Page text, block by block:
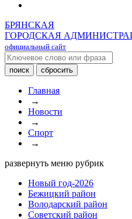
БРЯНСКАЯ
ГОРОДСКАЯ
официальный сайт
Главная
→
Новости
→
Спорт
→
развернуть меню рубрик
Новый год-2026
Бежицкий район
Володарский район
Советский район